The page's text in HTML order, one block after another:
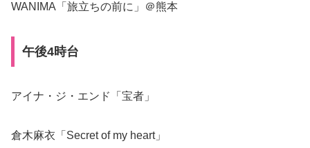
WANIMA「旅立ちの前に」＠熊本
午後4時台
アイナ・ジ・エンド「宝者」
倉木麻衣「Secret of my heart」